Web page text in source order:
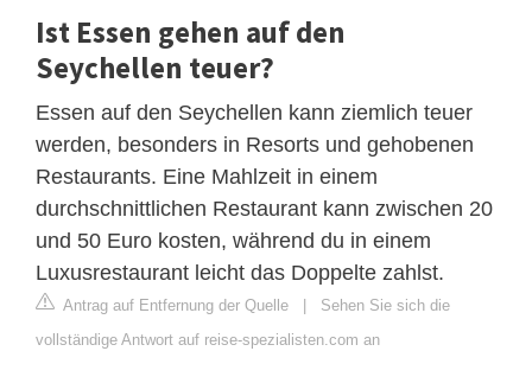
Ist Essen gehen auf den
Seychellen teuer?
Essen auf den Seychellen kann ziemlich teuer
werden, besonders in Resorts und gehobenen
Restaurants. Eine Mahlzeit in einem
durchschnittlichen Restaurant kann zwischen 20
und 50 Euro kosten, während du in einem
Luxusrestaurant leicht das Doppelte zahlst.
Antrag auf Entfernung der Quelle | Sehen Sie sich die
vollständige Antwort auf reise-spezialisten.com an